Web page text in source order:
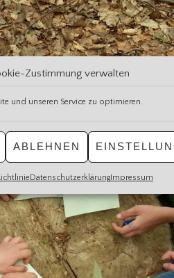
Zustimmung verwalten
und unseren Service zu optimieren.
ABLEHNEN
DatenschutzerklärungImpressum